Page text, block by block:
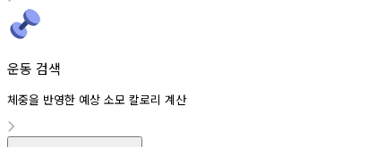
운동 검색
체중을 반영한 예상 소모 칼로리 계산